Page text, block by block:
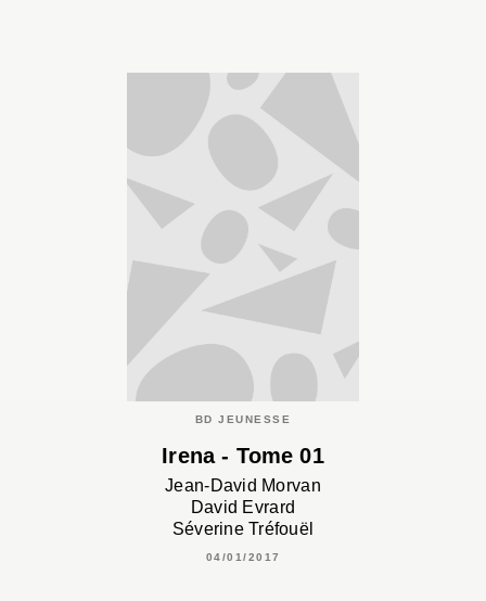
BD JEUNESSE
Irena - Tome 01
Jean-David Morvan
David Evrard
Séverine Tréfouël
04/01/2017